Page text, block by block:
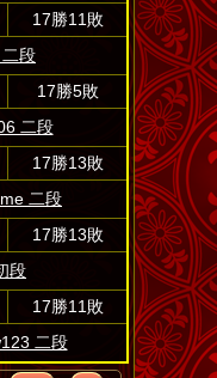
17勝11敗
段
17勝5敗
二段
17勝13敗
二段
17勝13敗
段
17勝11敗
二段